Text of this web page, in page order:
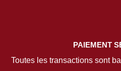
PAIEMENT
Toutes les transactions sont